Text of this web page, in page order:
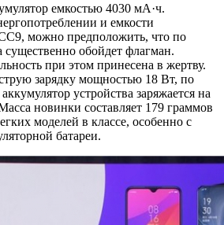
емкостью 4030 мА·ч.
и емкости
можно предположить, что по
обойдет флагман.
при этом принесена в жертву.
зарядку мощностью 18 Вт, по
устройства заряжается на
новинки составляет 179 граммов
моделей в классе, особенно с
батареи.